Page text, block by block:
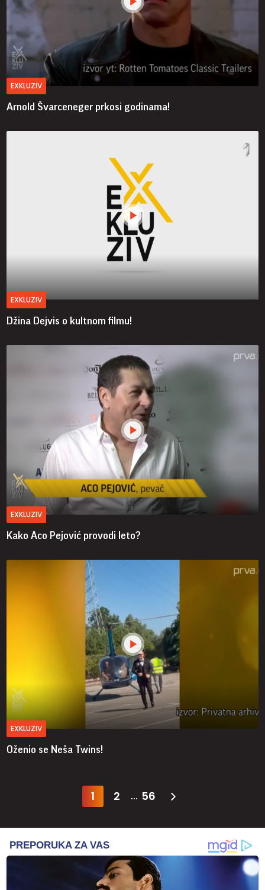
EXKLUZIV
Arnold Švarceneger prkosi godinama!
EXKLUZIV
Džina Dejvis o kultnom filmu!
EXKLUZIV
Kako Aco Pejović provodi leto?
EXKLUZIV
Oženio se Neša Twins!
1 2 ... 56